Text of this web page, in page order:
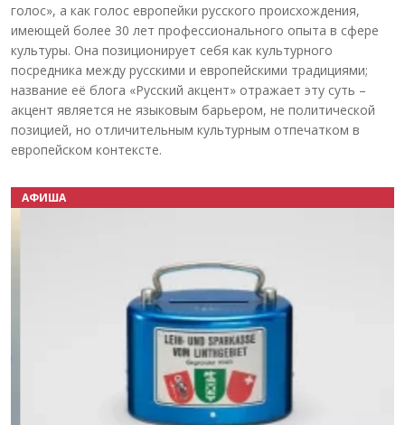
голос», а как голос европейки русского происхождения,
имеющей более 30 лет профессионального опыта в сфере
культуры. Она позиционирует себя как культурного
посредника между русскими и европейскими традициями;
название её блога «Русский акцент» отражает эту суть –
акцент является не языковым барьером, не политической
позицией, но отличительным культурным отпечатком в
европейском контексте.
АФИША